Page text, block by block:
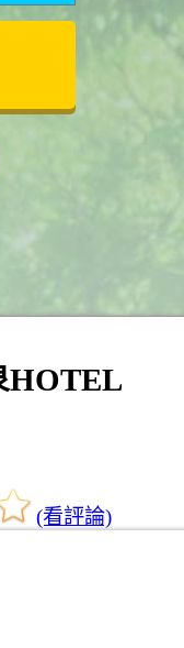
HOTEL
(看評論)